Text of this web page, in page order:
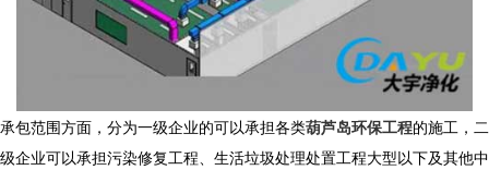
承包范围方面，分为一级企业的可以承担各类葫芦岛环保工程的施工，二
级企业可以承担污染修复工程、生活垃圾处理处置工程大型以下及其他中